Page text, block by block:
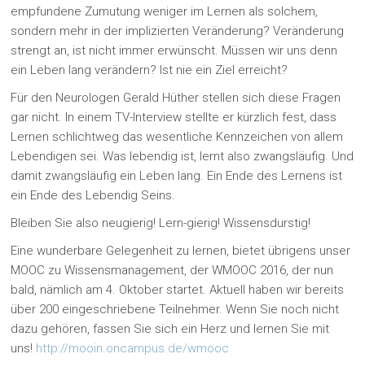
empfundene Zumutung weniger im Lernen als solchem,
sondern mehr in der implizierten Veränderung? Veränderung
strengt an, ist nicht immer erwünscht. Müssen wir uns denn
ein Leben lang verändern? Ist nie ein Ziel erreicht?
Für den Neurologen Gerald Hüther stellen sich diese Fragen
gar nicht. In einem TV-Interview stellte er kürzlich fest, dass
Lernen schlichtweg das wesentliche Kennzeichen von allem
Lebendigen sei. Was lebendig ist, lernt also zwangsläufig. Und
damit zwangsläufig ein Leben lang. Ein Ende des Lernens ist
ein Ende des Lebendig Seins.
Bleiben Sie also neugierig! Lern-gierig! Wissensdurstig!
Eine wunderbare Gelegenheit zu lernen, bietet übrigens unser
MOOC zu Wissensmanagement, der WMOOC 2016, der nun
bald, nämlich am 4. Oktober startet. Aktuell haben wir bereits
über 200 eingeschriebene Teilnehmer. Wenn Sie noch nicht
dazu gehören, fassen Sie sich ein Herz und lernen Sie mit
uns! http://mooin.oncampus.de/wmooc